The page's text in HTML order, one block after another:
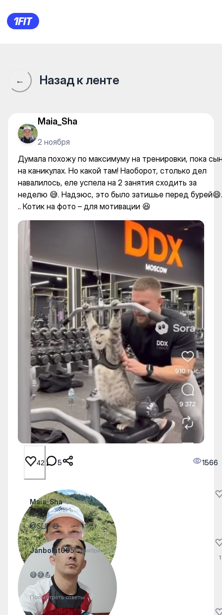
Думала похожу по
← Назад к ленте
Maia_Sha
2 ноября
Думала похожу по максимуму на тренировки, пока
на каникулах. Но какой там! Наоборот, столько дел
навалилось, еле успела на 2 занятия сходить за
неделю 😅. Надэюс, это было затишье перед бурей😄.
.. Котик на фото – для мотивации 😆
42 5 1566
Maia_Sha4 ноября
@SLIP 😄
Janbolat0954 ноября
😅😅💪
Посмотреть ответы
1